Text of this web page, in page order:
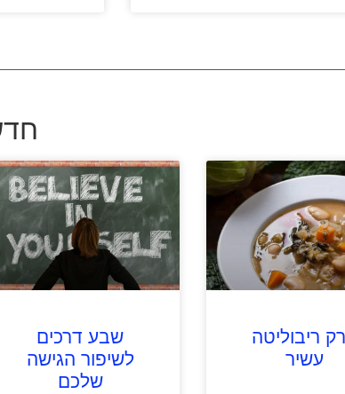
ריבוליטה
עשיר
שבע דרכים
לשיפור הגישה
שלכם